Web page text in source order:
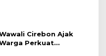
Cirebon Ajak
Perkuat